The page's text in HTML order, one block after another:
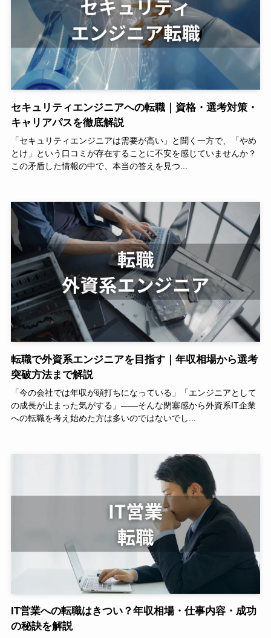
セキュリティエンジニアへの転職｜資格・選考対策・
キャリアパスを徹底解説
「セキュリティエンジニアは需要が高い」と聞く一方で、「やめ
とけ」という口コミが存在することに不安を感じていませんか？
この矛盾した情報の中で、本当の答えを見つ...
転職で外資系エンジニアを目指す｜年収相場から選考
突破方法まで解説
「今の会社では年収が頭打ちになっている」「エンジニアとして
の成長が止まった気がする」――そんな閉塞感から外資系IT企業
への転職を考え始めた方は多いのではないでし...
IT営業への転職はきつい？年収相場・仕事内容・成功
の秘訣を解説